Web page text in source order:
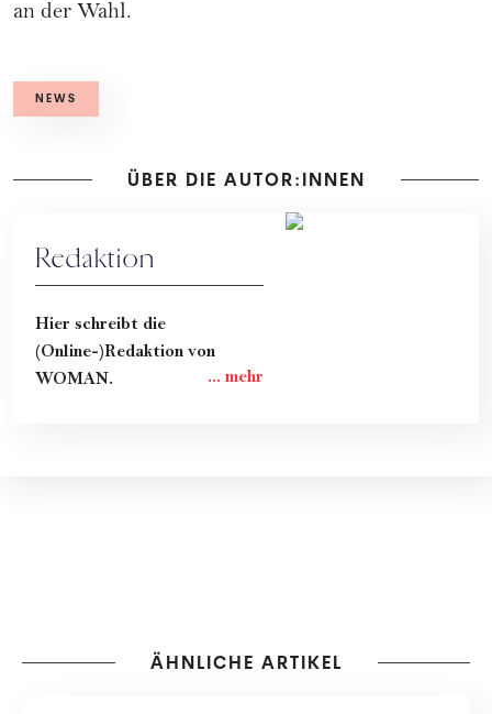
an der Wahl.
NEWS
ÜBER DIE AUTOR:INNEN
Redaktion
Hier schreibt die
(Online-)Redaktion von
WOMAN.
ÄHNLICHE ARTIKEL